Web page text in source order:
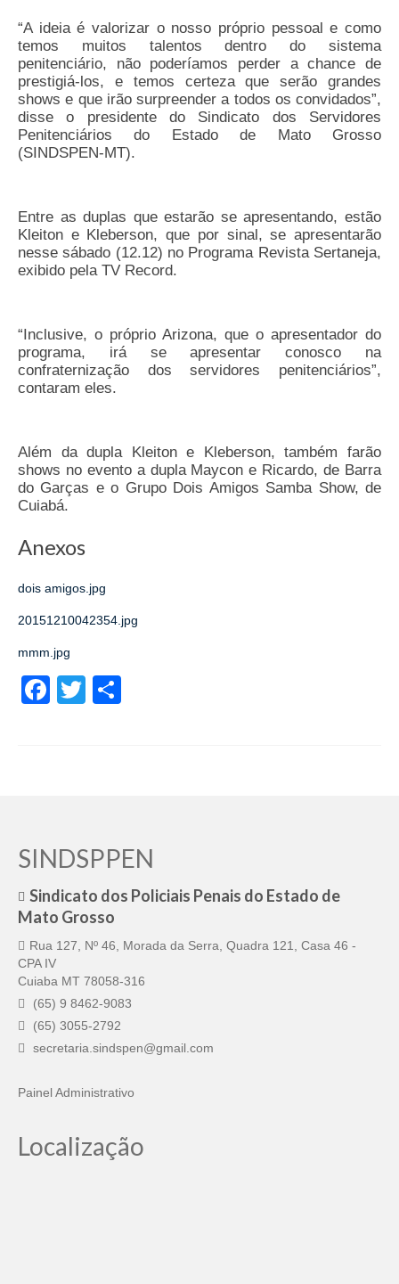
Nota de Falecimento
Notícias
Pautas Nacionais
Convênios
Permutas Disponíveis
Área do Filiado
“A ideia é valorizar o nosso próprio pessoal e como
temos muitos talentos dentro do sistema
penitenciário, não poderíamos perder a chance de
prestigiá-los, e temos certeza que serão grandes
shows e que irão surpreender a todos os convidados”,
disse o presidente do Sindicato dos Servidores
Penitenciários do Estado de Mato Grosso
(SINDSPEN-MT).
Entre as duplas que estarão se apresentando, estão
Kleiton e Kleberson, que por sinal, se apresentarão
nesse sábado (12.12) no Programa Revista Sertaneja,
exibido pela TV Record.
“Inclusive, o próprio Arizona, que o apresentador do
programa, irá se apresentar conosco na
confraternização dos servidores penitenciários”,
contaram eles.
Além da dupla Kleiton e Kleberson, também farão
shows no evento a dupla Maycon e Ricardo, de Barra
do Garças e o Grupo Dois Amigos Samba Show, de
Cuiabá.
Anexos
dois amigos.jpg
20151210042354.jpg
mmm.jpg
Facebook
Twitter
SINDSPPEN
Sindicato dos Policiais Penais do Estado de
Mato Grosso
Rua 127, Nº 46, Morada da Serra, Quadra 121, Casa 46 -
CPA IV
Cuiaba MT 78058-316
(65) 9 8462-9083
(65) 3055-2792
secretaria.sindspen@gmail.com
Painel Administrativo
Localização